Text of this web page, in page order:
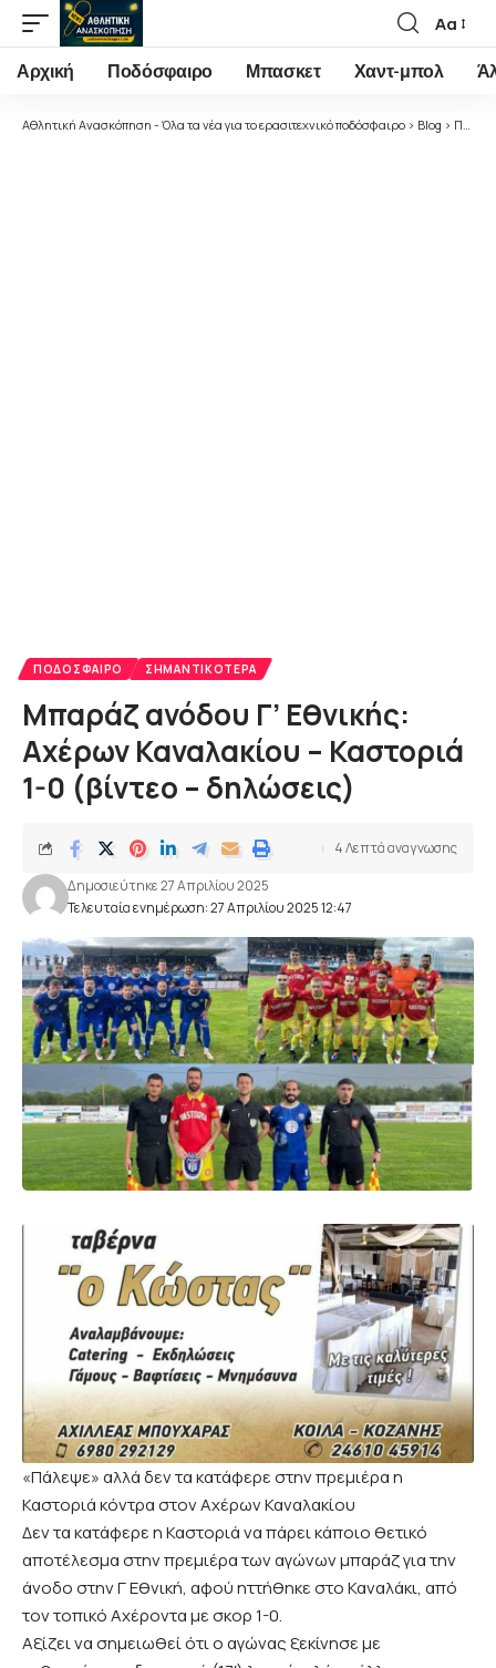
Font
Resizer
Αα
Αρχική Ποδόσφαιρο Μπασκετ Χαντ-μπολ
Αθλητική Ανασκόπηση - Όλα τα νέα για το ερασιτεχνικό ποδόσφαιρο > Blog > Ποδόσφαιρο
ΠΟΔΌΣΦΑΙΡΟ ΣΗΜΑΝΤΙΚΌΤΕΡΑ
Μπαράζ ανόδου Γ’ Εθνικής:
Αχέρων Καναλακίου – Καστοριά
1-0 (βίντεο – δηλώσεις)
Τελευταία ενημέρωση: 27 Απριλίου 2025 12:47
Δημοσιεύτηκε 27 Απριλίου 2025
4 Λεπτά αναγνωσης
«Πάλεψε» αλλά δεν τα κατάφερε στην πρεμιέρα η
Καστοριά κόντρα στον Αχέρων Καναλακίου
Δεν τα κατάφερε η Καστοριά να πάρει κάποιο θετικό
αποτέλεσμα στην πρεμιέρα των αγώνων μπαράζ για την
άνοδο στην Γ Εθνική, αφού ηττήθηκε στο Καναλάκι, από
τον τοπικό Αχέροντα με σκορ 1-0.
Αξίζει να σημειωθεί ότι ο αγώνας ξεκίνησε με